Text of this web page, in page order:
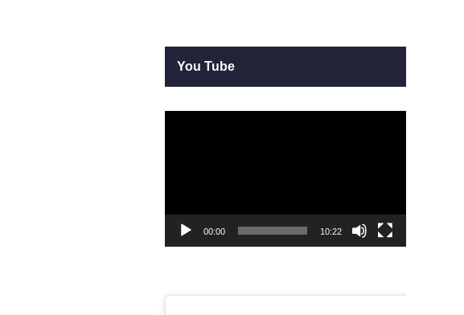
You Tube
00:00 10:22